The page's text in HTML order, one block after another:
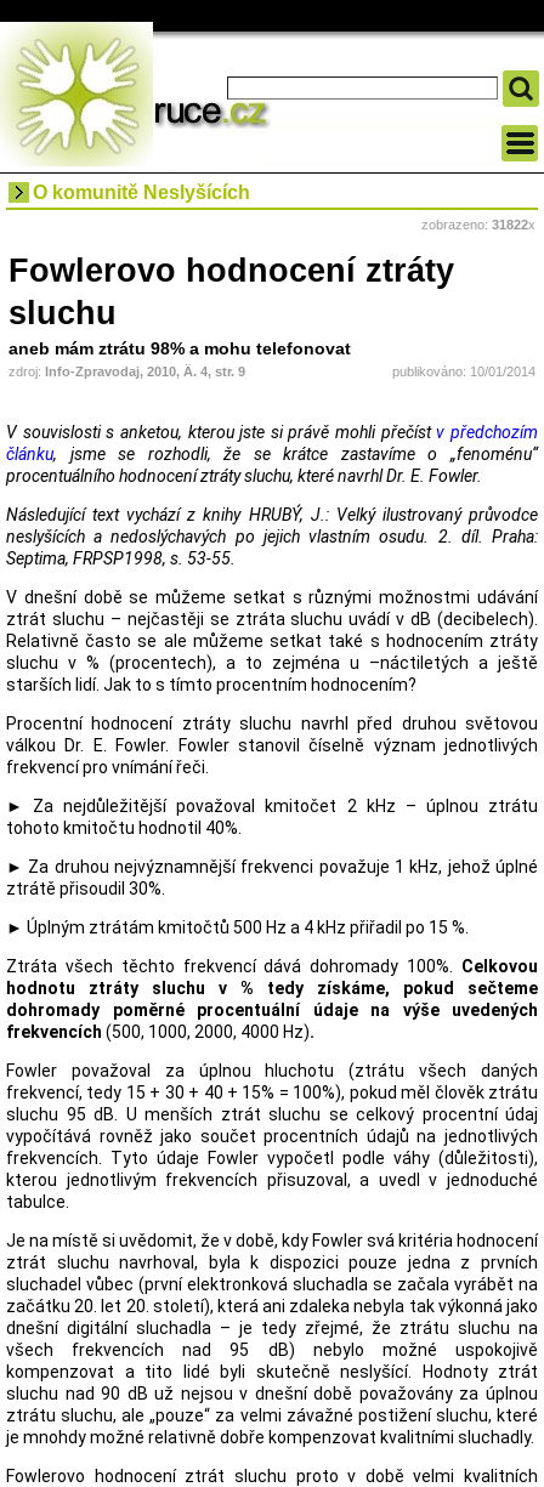
O komunitě Neslyšících
zobrazeno: 31822x
Fowlerovo hodnocení ztráty
sluchu
aneb mám ztrátu 98% a mohu telefonovat
zdroj: Info-Zpravodaj, 2010, Ä. 4, str. 9 publikováno: 10/01/2014
V souvislosti s anketou, kterou jste si právě mohli přečístv předchozím
článku, jsme se rozhodli, že se krátce zastavíme o „fenoménu“
procentuálního hodnocení ztráty sluchu, které navrhl Dr. E. Fowler.
Následující text vychází z knihy HRUBÝ, J.: Velký ilustrovaný průvodce
neslyšících a nedoslýchavých po jejich vlastním osudu. 2. díl. Praha:
Septima, FRPSP1998, s. 53-55.
V dnešní době se můžeme setkat s různými možnostmi udávání
ztrát sluchu – nejčastěji se ztráta sluchu uvádí v dB (decibelech).
Relativně často se ale můžeme setkat také s hodnocením ztráty
sluchu v % (procentech), a to zejména u –náctiletých a ještě
starších lidí. Jak to s tímto procentním hodnocením?
Procentní hodnocení ztráty sluchu navrhl před druhou světovou
válkou Dr. E. Fowler. Fowler stanovil číselně význam jednotlivých
frekvencí pro vnímání řeči.
► Za nejdůležitější považoval kmitočet 2 kHz – úplnou ztrátu
tohoto kmitočtu hodnotil 40%.
► Za druhou nejvýznamnější frekvenci považuje 1 kHz, jehož úplné
ztrátě přisoudil 30%.
► Úplným ztrátám kmitočtů 500 Hz a 4 kHz přiřadil po 15 %.
Ztráta všech těchto frekvencí dává dohromady 100%. Celkovou
hodnotu ztráty sluchu v % tedy získáme, pokud sečteme
dohromady poměrné procentuální údaje na výše uvedených
frekvencích (500, 1000, 2000, 4000 Hz).
Fowler považoval za úplnou hluchotu (ztrátu všech daných
frekvencí, tedy 15 + 30 + 40 + 15% = 100%), pokud měl člověk ztrátu
sluchu 95 dB. U menších ztrát sluchu se celkový procentní údaj
vypočítává rovněž jako součet procentních údajů na jednotlivých
frekvencích. Tyto údaje Fowler vypočetl podle váhy (důležitosti),
kterou jednotlivým frekvencích přisuzoval, a uvedl v jednoduché
tabulce.
Je na místě si uvědomit, že v době, kdy Fowler svá kritéria hodnocení
ztrát sluchu navrhoval, byla k dispozici pouze jedna z prvních
sluchadel vůbec (první elektronková sluchadla se začala vyrábět na
začátku 20. let 20. století), která ani zdaleka nebyla tak výkonná jako
dnešní digitální sluchadla – je tedy zřejmé, že ztrátu sluchu na
všech frekvencích nad 95 dB) nebylo možné uspokojivě
kompenzovat a tito lidé byli skutečně neslyšící. Hodnoty ztrát
sluchu nad 90 dB už nejsou v dnešní době považovány za úplnou
ztrátu sluchu, ale „pouze“ za velmi závažné postižení sluchu, které
je mnohdy možné relativně dobře kompenzovat kvalitními sluchadly.
Fowlerovo hodnocení ztrát sluchu proto v době velmi kvalitních